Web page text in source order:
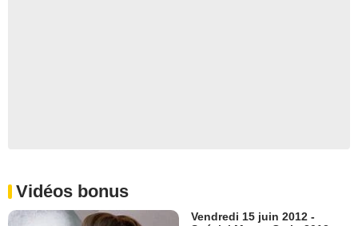
Vidéos bonus
Vendredi 15 juin 2012 -